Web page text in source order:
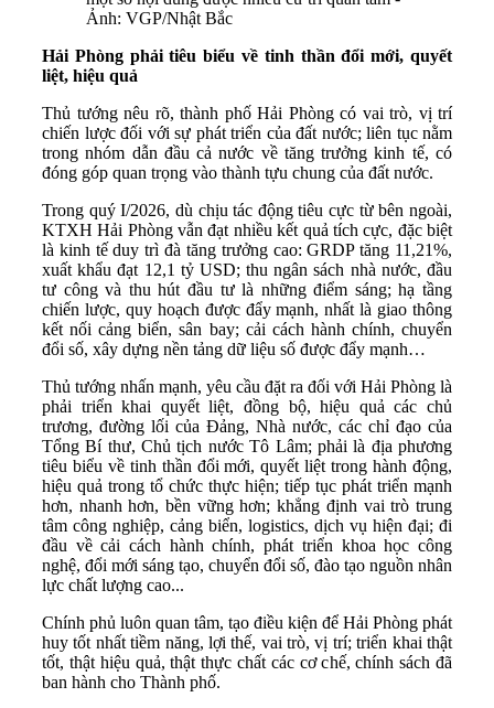
Ảnh: VGP/Nhật Bắc
Hải Phòng phải tiêu biểu về tinh thần đổi mới, quyết
liệt, hiệu quả
Thủ tướng nêu rõ, thành phố Hải Phòng có vai trò, vị trí
chiến lược đối với sự phát triển của đất nước; liên tục nằm
trong nhóm dẫn đầu cả nước về tăng trưởng kinh tế, có
đóng góp quan trọng vào thành tựu chung của đất nước.
Trong quý I/2026, dù chịu tác động tiêu cực từ bên ngoài,
KTXH Hải Phòng vẫn đạt nhiều kết quả tích cực, đặc biệt
là kinh tế duy trì đà tăng trưởng cao: GRDP tăng 11,21%,
xuất khẩu đạt 12,1 tỷ USD; thu ngân sách nhà nước, đầu
tư công và thu hút đầu tư là những điểm sáng; hạ tầng
chiến lược, quy hoạch được đẩy mạnh, nhất là giao thông
kết nối cảng biển, sân bay; cải cách hành chính, chuyển
đổi số, xây dựng nền tảng dữ liệu số được đẩy mạnh…
Thủ tướng nhấn mạnh, yêu cầu đặt ra đối với Hải Phòng là
phải triển khai quyết liệt, đồng bộ, hiệu quả các chủ
trương, đường lối của Đảng, Nhà nước, các chỉ đạo của
Tổng Bí thư, Chủ tịch nước Tô Lâm; phải là địa phương
tiêu biểu về tinh thần đổi mới, quyết liệt trong hành động,
hiệu quả trong tổ chức thực hiện; tiếp tục phát triển mạnh
hơn, nhanh hơn, bền vững hơn; khẳng định vai trò trung
tâm công nghiệp, cảng biển, logistics, dịch vụ hiện đại; đi
đầu về cải cách hành chính, phát triển khoa học công
nghệ, đổi mới sáng tạo, chuyển đổi số, đào tạo nguồn nhân
lực chất lượng cao...
Chính phủ luôn quan tâm, tạo điều kiện để Hải Phòng phát
huy tốt nhất tiềm năng, lợi thế, vai trò, vị trí; triển khai thật
tốt, thật hiệu quả, thật thực chất các cơ chế, chính sách đã
ban hành cho Thành phố.